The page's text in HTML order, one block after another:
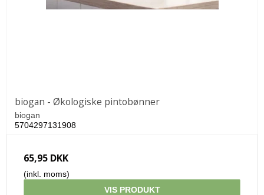
biogan - Økologiske pintobønner
biogan
5704297131908
65,95 DKK
(inkl. moms)
VIS PRODUKT